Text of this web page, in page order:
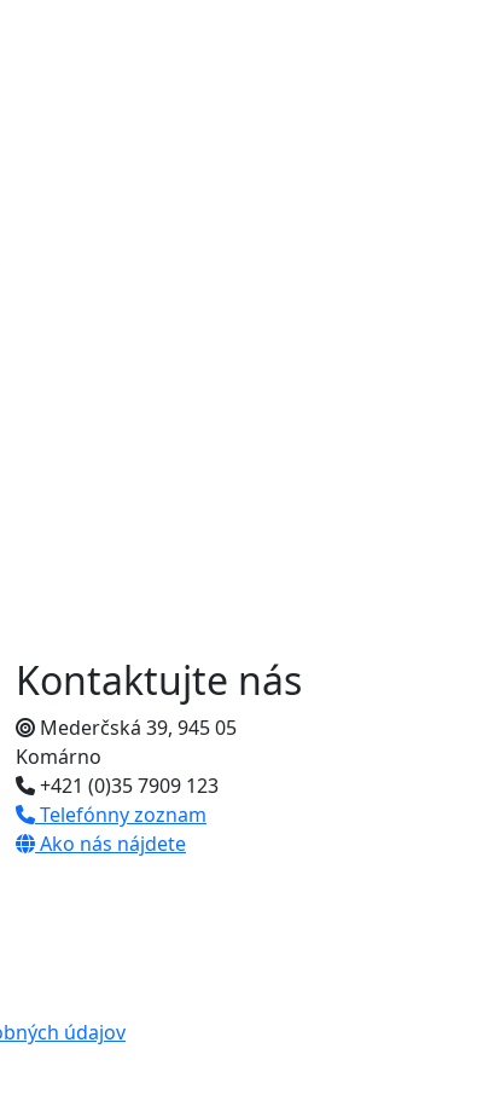
Kontaktujte nás
Mederčská 39, 945 05
Komárno
+421 (0)35 7909 123
Telefónny zoznam
Ako nás nájdete
údajov